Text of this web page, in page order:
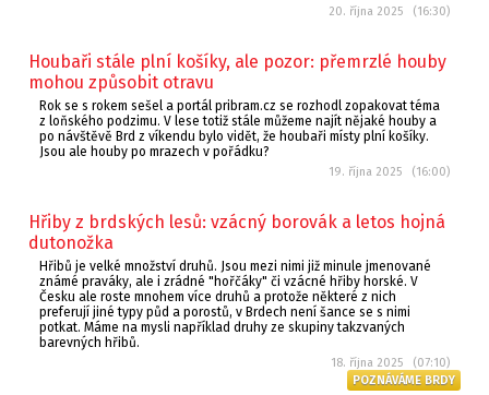
20. října 2025 (16:30)
Houbaři stále plní košíky, ale pozor: přemrzlé houby
mohou způsobit otravu
Rok se s rokem sešel a portál pribram.cz se rozhodl zopakovat téma
z loňského podzimu. V lese totiž stále můžeme najít nějaké houby a
po návštěvě Brd z víkendu bylo vidět, že houbaři místy plní košíky.
Jsou ale houby po mrazech v pořádku?
19. října 2025 (16:00)
Hřiby z brdských lesů: vzácný borovák a letos hojná
dutonožka
Hřibů je velké množství druhů. Jsou mezi nimi již minule jmenované
známé praváky, ale i zrádné "hořčáky" či vzácné hřiby horské. V
Česku ale roste mnohem více druhů a protože některé z nich
preferují jiné typy půd a porostů, v Brdech není šance se s nimi
potkat. Máme na mysli například druhy ze skupiny takzvaných
barevných hřibů.
18. října 2025 (07:10)
POZNÁVÁME BRDY